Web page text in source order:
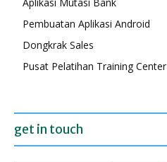
Pembuatan Aplikasi Android
Dongkrak Sales
Pusat Pelatihan Training Center
get in touch